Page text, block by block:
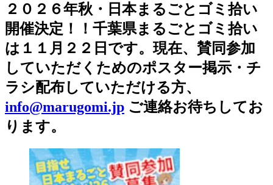
２０２６年秋・日本まるごとゴミ拾い
開催決定！！千葉県まるごとゴミ拾い
は１１月２２日です。現在、賛同参加
していただくためのポスター掲示・チ
ラシ配布していただける方、
info@marugomi.jp ご連絡お待ちしてお
ります。